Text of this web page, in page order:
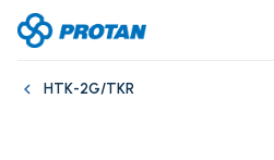
HTK-2G/TKR